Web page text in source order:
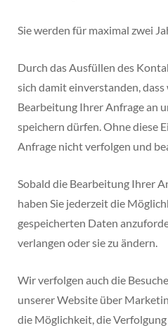
Sie werden für maximal zwei
Durch das Ausfüllen des
sich damit einverstanden,
Bearbeitung Ihrer Anfrage an
speichern dürfen. Ohne diese
Anfrage nicht verfolgen und
Sobald die Bearbeitung Ihrer
haben Sie jederzeit die
gespeicherten Daten
verlangen oder sie zu ändern.
Wir verfolgen auch die
unserer Website über
die Möglichkeit, die